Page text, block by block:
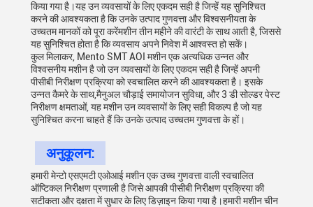
किया गया है।यह उन व्यवसायों के लिए एकदम सही है जिन्हें यह सुनिश्चित
करने की आवश्यकता है कि उनके उत्पाद गुणवत्ता और विश्वसनीयता के
उच्चतम मानकों को पूरा करेंमशीन तीन महीने की वारंटी के साथ आती है, जिससे
यह सुनिश्चित होता है कि व्यवसाय अपने निवेश में आश्वस्त हो सकें।
कुल मिलाकर, Mento SMT AOI मशीन एक अत्यधिक उन्नत और
विश्वसनीय मशीन है जो उन व्यवसायों के लिए एकदम सही है जिन्हें अपनी
पीसीबी निरीक्षण प्रक्रिया को स्वचालित करने की आवश्यकता है। इसके
उन्नत कैमरे के साथ,मैनुअल चौड़ाई समायोजन सुविधा, और 3 डी सोल्डर पेस्ट
निरीक्षण क्षमताओं, यह मशीन उन व्यवसायों के लिए सही विकल्प है जो यह
सुनिश्चित करना चाहते हैं कि उनके उत्पाद उच्चतम गुणवत्ता के हों।
अनुकूलन:
हमारी मेन्टो एसएमटी एओआई मशीन एक उच्च गुणवत्ता वाली स्वचालित
ऑप्टिकल निरीक्षण प्रणाली है जिसे आपकी पीसीबी निरीक्षण प्रक्रिया की
सटीकता और दक्षता में सुधार के लिए डिज़ाइन किया गया है।हमारी मशीन चीन